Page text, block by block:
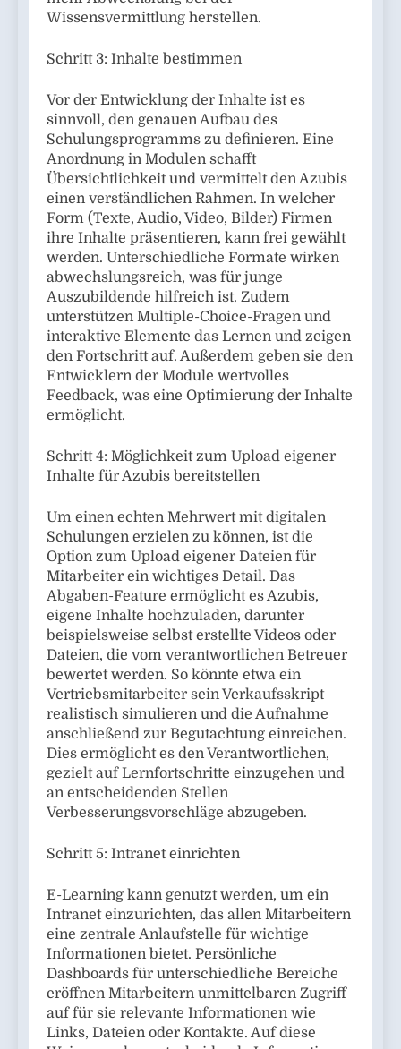
Wissensvermittlung herstellen.
Schritt 3: Inhalte bestimmen
Vor der Entwicklung der Inhalte ist es
sinnvoll, den genauen Aufbau des
Schulungsprogramms zu definieren. Eine
Anordnung in Modulen schafft
Übersichtlichkeit und vermittelt den Azubis
einen verständlichen Rahmen. In welcher
Form (Texte, Audio, Video, Bilder) Firmen
ihre Inhalte präsentieren, kann frei gewählt
werden. Unterschiedliche Formate wirken
abwechslungsreich, was für junge
Auszubildende hilfreich ist. Zudem
unterstützen Multiple-Choice-Fragen und
interaktive Elemente das Lernen und zeigen
den Fortschritt auf. Außerdem geben sie den
Entwicklern der Module wertvolles
Feedback, was eine Optimierung der Inhalte
ermöglicht.
Schritt 4: Möglichkeit zum Upload eigener
Inhalte für Azubis bereitstellen
Um einen echten Mehrwert mit digitalen
Schulungen erzielen zu können, ist die
Option zum Upload eigener Dateien für
Mitarbeiter ein wichtiges Detail. Das
Abgaben-Feature ermöglicht es Azubis,
eigene Inhalte hochzuladen, darunter
beispielsweise selbst erstellte Videos oder
Dateien, die vom verantwortlichen Betreuer
bewertet werden. So könnte etwa ein
Vertriebsmitarbeiter sein Verkaufsskript
realistisch simulieren und die Aufnahme
anschließend zur Begutachtung einreichen.
Dies ermöglicht es den Verantwortlichen,
gezielt auf Lernfortschritte einzugehen und
an entscheidenden Stellen
Verbesserungsvorschläge abzugeben.
Schritt 5: Intranet einrichten
E-Learning kann genutzt werden, um ein
Intranet einzurichten, das allen Mitarbeitern
eine zentrale Anlaufstelle für wichtige
Informationen bietet. Persönliche
Dashboards für unterschiedliche Bereiche
eröffnen Mitarbeitern unmittelbaren Zugriff
auf für sie relevante Informationen wie
Links, Dateien oder Kontakte. Auf diese